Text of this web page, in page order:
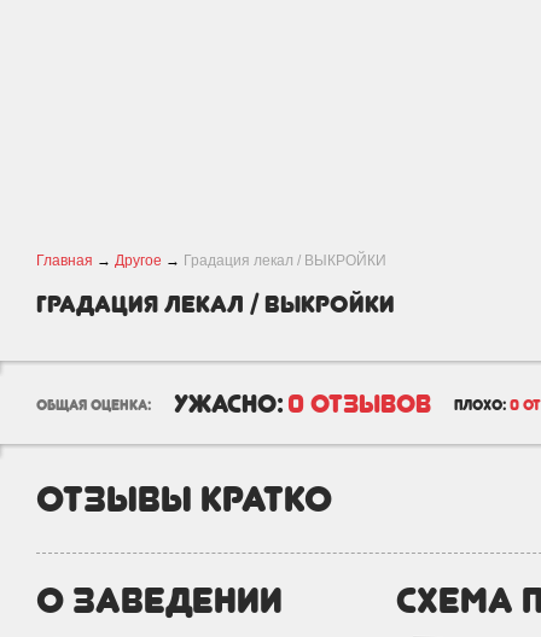
Главная → Другое → Градация лекал / ВЫКРОЙКИ
Градация лекал / ВЫКРОЙКИ
общая оценка: ужасно: 0 отзывов плохо: 0
отзывы кратко
о заведении схема